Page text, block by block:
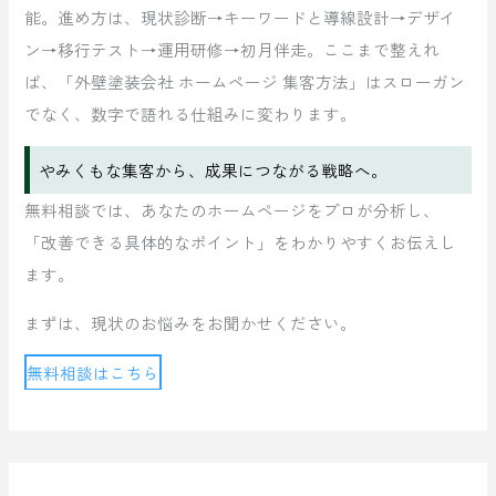
能。進め方は、現状診断→キーワードと導線設計→デザイ
ン→移行テスト→運用研修→初月伴走。ここまで整えれ
ば、「外壁塗装会社 ホームページ 集客方法」はスローガン
でなく、数字で語れる仕組みに変わります。
やみくもな集客から、成果につながる戦略へ。
無料相談では、あなたのホームページをプロが分析し、
「改善できる具体的なポイント」をわかりやすくお伝えし
ます。
まずは、現状のお悩みをお聞かせください。
無料相談はこちら